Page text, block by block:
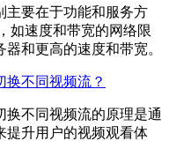
主要在于功能和服务方
如速度和带宽的网络限
和更高的速度和带宽。
换不同视频流？
换不同视频流的原理是通
提升用户的视频观看体